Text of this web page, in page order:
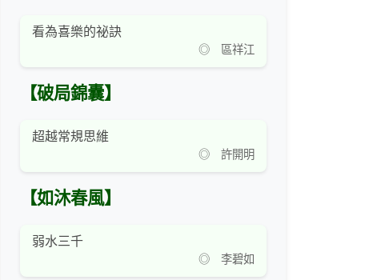
看為喜樂的祕訣
◎ 區祥江
【破局錦囊】
超越常規思維
◎ 許開明
【如沐春風】
弱水三千
◎ 李碧如